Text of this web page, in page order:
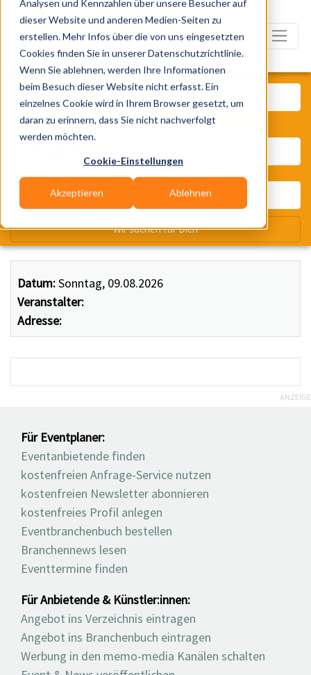
Analysen und Kennzahlen über unsere Besucher auf
dieser Website und anderen Medien-Seiten zu
erstellen. Mehr Infos über die von uns eingesetzten
Cookies finden Sie in unserer Datenschutzrichtlinie.
Wenn Sie ablehnen, werden Ihre Informationen
beim Besuch dieser Website nicht erfasst. Ein
einzelnes Cookie wird in Ihrem Browser gesetzt, um
daran zu erinnern, dass Sie nicht nachverfolgt
werden möchten.
Cookie-Einstellungen
Akzeptieren Ablehnen
Datum:Sonntag, 09.08.2026
Veranstalter:
Adresse:
Was? Künstler, Zelte, Bands,
Wir suchen für Dich
ANZEIGE
Für Eventplaner:
Eventanbietende finden
kostenfreien Anfrage-Service nutzen
kostenfreien Newsletter abonnieren
kostenfreies Profil anlegen
Eventbranchenbuch bestellen
Branchennews lesen
Eventtermine finden
Für Anbietende & Künstler:innen:
Angebot ins Verzeichnis eintragen
Angebot ins Branchenbuch eintragen
Werbung in den memo-media Kanälen schalten